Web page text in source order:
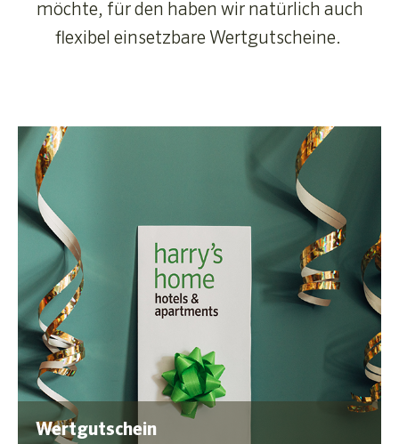
möchte, für den haben wir natürlich auch
flexibel einsetzbare Wertgutscheine.
Wertgutschein